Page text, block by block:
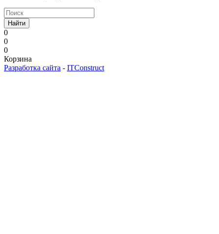
Найти
0
0
0
Корзина
Разработка сайта - ITConstruct